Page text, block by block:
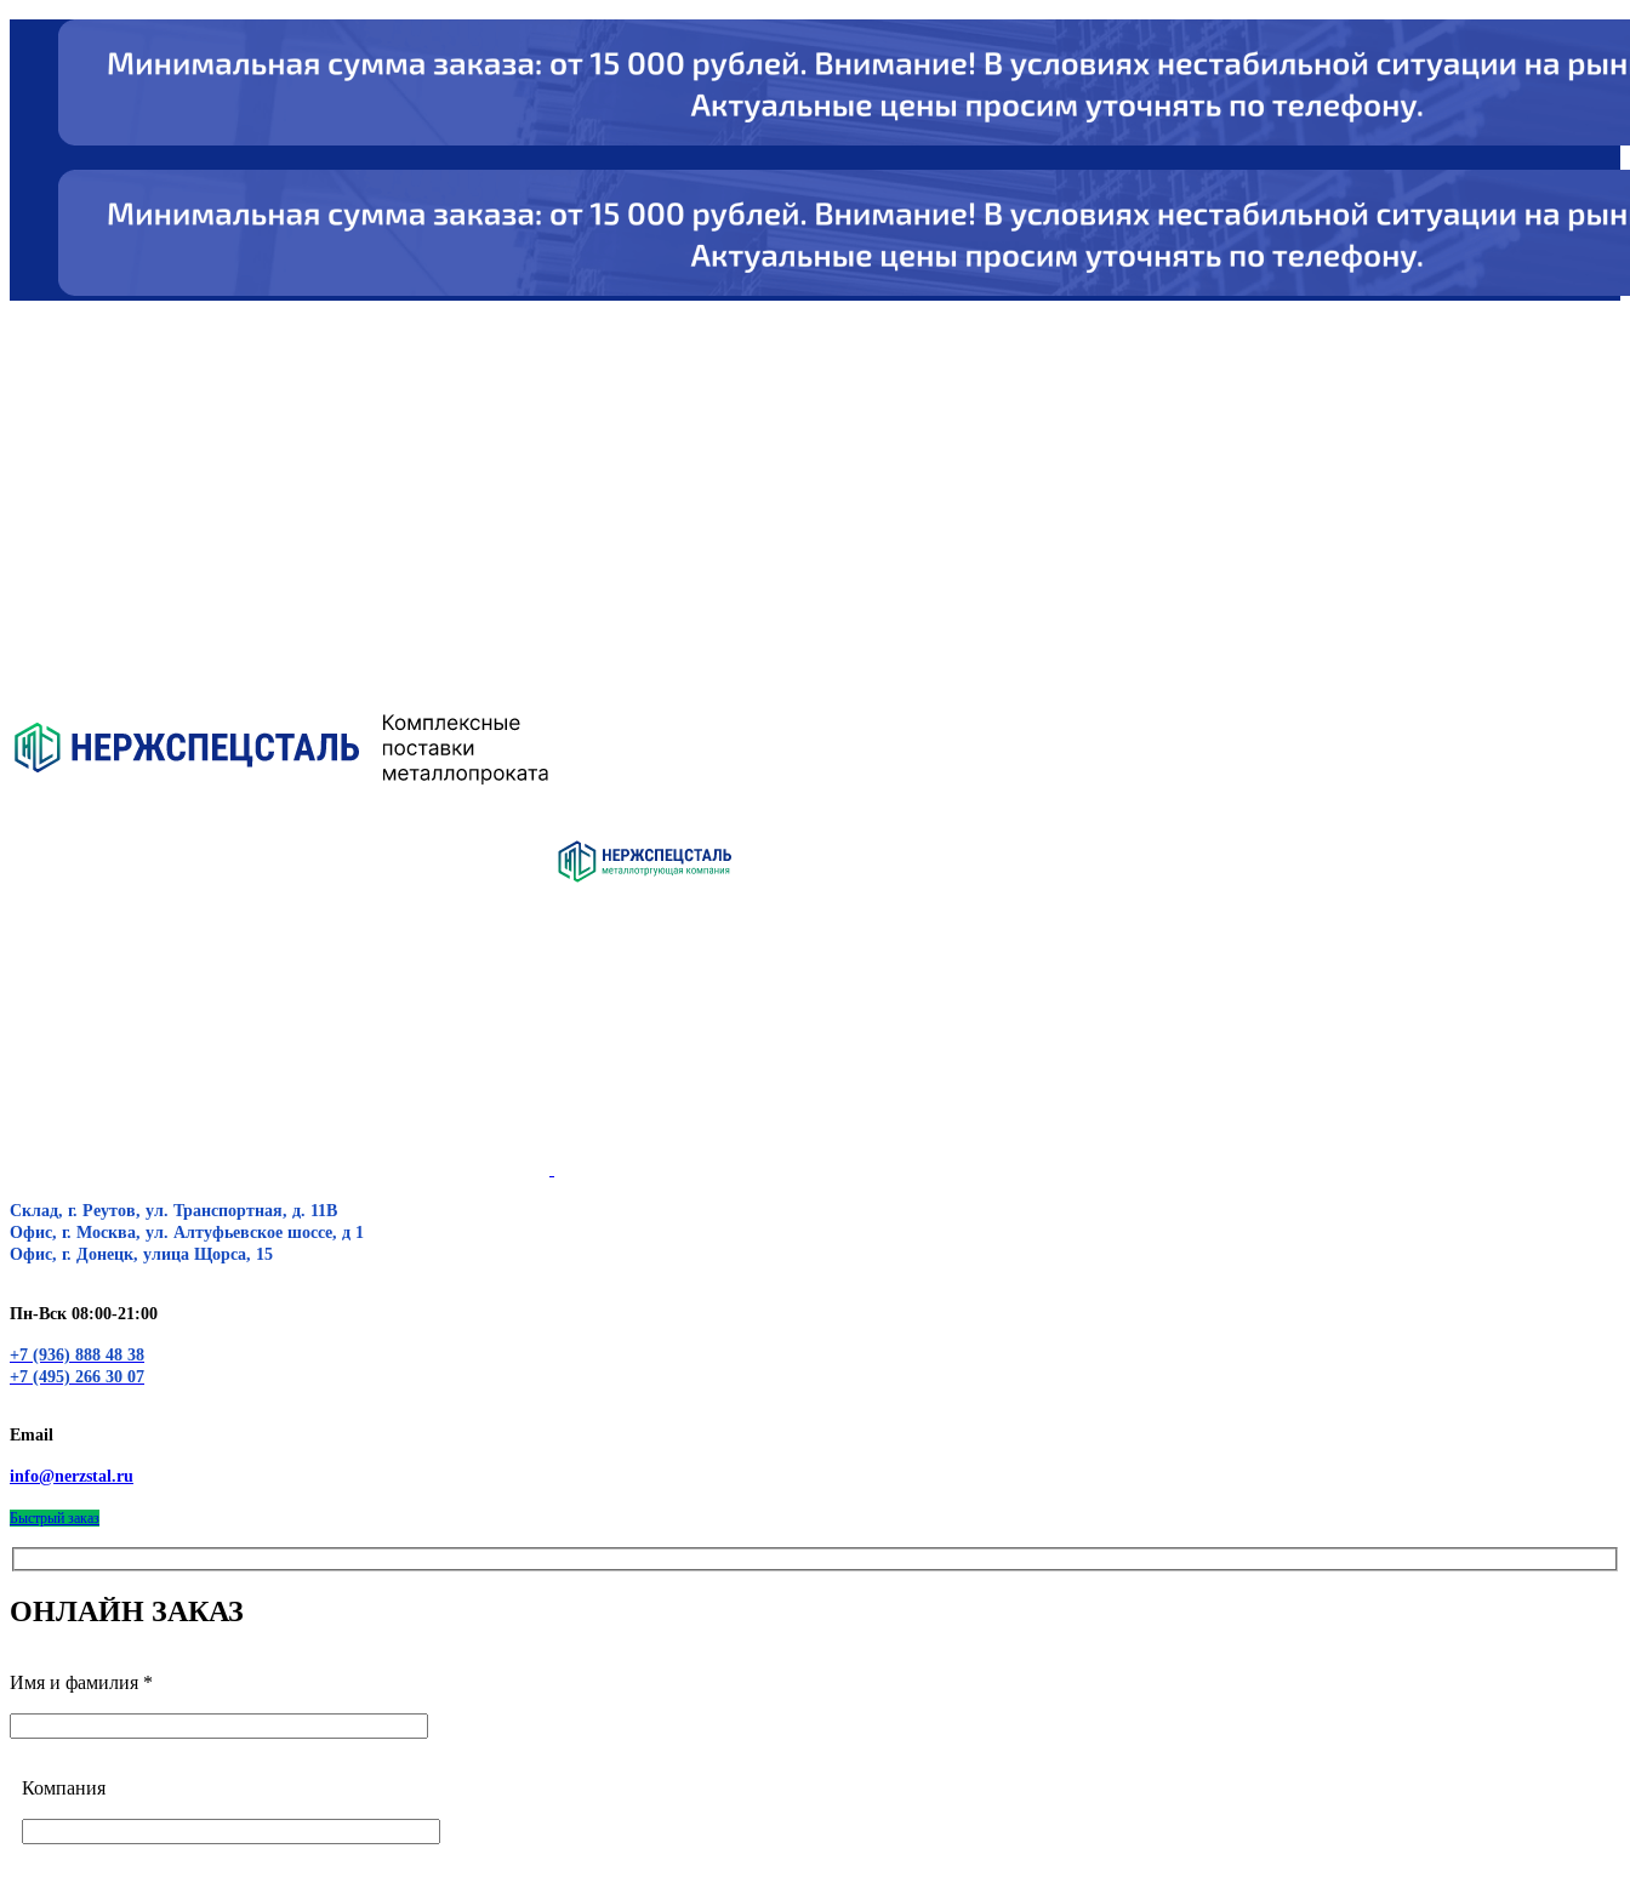
Склад, г. Реутов, ул. Транспортная, д. 11В
Офис, г. Москва, ул. Алтуфьевское шоссе, д 1
Офис, г. Донецк, улица Щорса, 15
Пн-Вск 08:00-21:00
+7 (936) 888 48 38
+7 (495) 266 30 07
Email
info@nerzstal.ru
Быстрый заказ
ОНЛАЙН ЗАКАЗ
Имя и фамилия *
Компания